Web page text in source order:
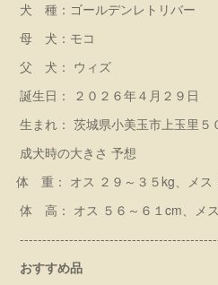
犬 種：ゴールデンレトリバー
母 犬：モコ
父 犬： ウィズ
誕生日： ２０２６年４月２９日
生まれ： 茨城県小美玉市上玉里５
成犬時の大きさ 予想
体 重： オス ２９～３５kg、メス
体 高： オス ５６～６１cm、メ
おすすめ品